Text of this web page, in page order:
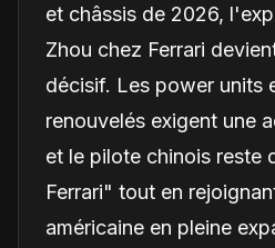
et châssis de 2026,
Zhou chez Ferrari
décisif. Les power units
renouvelés exigent une
et le pilote chinois reste
Ferrari" tout en
américaine en pleine